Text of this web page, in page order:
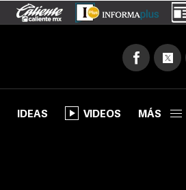
IDEAS VIDEOS MÁS